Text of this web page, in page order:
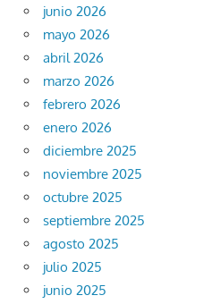
junio 2026
mayo 2026
abril 2026
marzo 2026
febrero 2026
enero 2026
diciembre 2025
noviembre 2025
octubre 2025
septiembre 2025
agosto 2025
julio 2025
junio 2025